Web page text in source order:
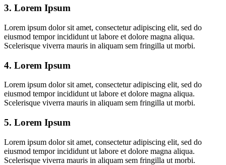
3. Lorem Ipsum
Lorem ipsum dolor sit amet, consectetur adipiscing elit, sed do
eiusmod tempor incididunt ut labore et dolore magna aliqua.
Scelerisque viverra mauris in aliquam sem fringilla ut morbi.
4. Lorem Ipsum
Lorem ipsum dolor sit amet, consectetur adipiscing elit, sed do
eiusmod tempor incididunt ut labore et dolore magna aliqua.
Scelerisque viverra mauris in aliquam sem fringilla ut morbi.
5. Lorem Ipsum
Lorem ipsum dolor sit amet, consectetur adipiscing elit, sed do
eiusmod tempor incididunt ut labore et dolore magna aliqua.
Scelerisque viverra mauris in aliquam sem fringilla ut morbi.